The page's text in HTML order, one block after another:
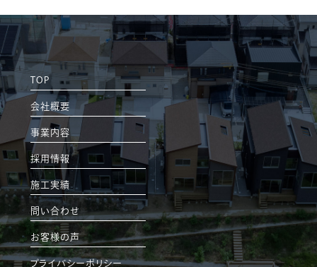
TOP
会社概要
事業内容
採用情報
施工実績
問い合わせ
お客様の声
プライバシーポリシー